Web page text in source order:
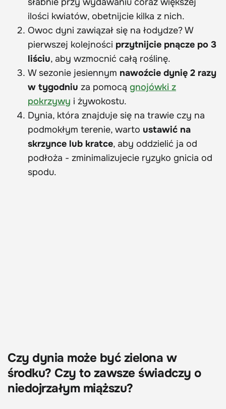
ilości kwiatów, obetnijcie kilka z nich.
Owoc dyni zawiązał się na łodydze? W
pierwszej kolejności przytnijcie pnącze po 3
liściu, aby wzmocnić całą roślinę.
W sezonie jesiennym nawoźcie dynię 2 razy
w tygodniu za pomocą gnojówki z
pokrzywy i żywokostu.
Dynia, która znajduje się na trawie czy na
podmokłym terenie, warto ustawić na
skrzynce lub kratce, aby oddzielić ja od
podłoża - zminimalizujecie ryzyko gnicia od
spodu.
Czy dynia może być zielona w
środku? Czy to zawsze świadczy o
niedojrzałym miąższu?